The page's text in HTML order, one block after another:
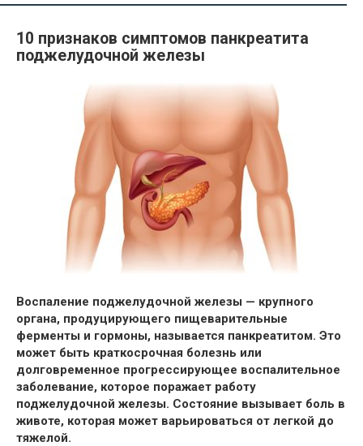
10 признаков симптомов панкреатита
поджелудочной железы
Воспаление поджелудочной железы — крупного
органа, продуцирующего пищеварительные
ферменты и гормоны, называется панкреатитом. Это
может быть краткосрочная болезнь или
долговременное прогрессирующее воспалительное
заболевание, которое поражает работу
поджелудочной железы. Состояние вызывает боль в
животе, которая может варьироваться от легкой до
тяжелой.